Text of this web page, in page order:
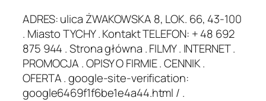
ADRES: ulica ŻWAKOWSKA 8, LOK. 66, 43-100
. Miasto TYCHY . Kontakt TELEFON: + 48 692
875 944 . Strona główna . FILMY . INTERNET .
PROMOCJA . OPISY O FIRMIE . CENNIK .
OFERTA . google-site-verification:
google6469f1f6be1e4a44.html / .